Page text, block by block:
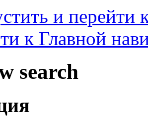
и перейти
к Главной
search